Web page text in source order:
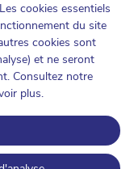
cookies essentiels
du site
cookies sont
et ne seront
Consultez notre
plus.